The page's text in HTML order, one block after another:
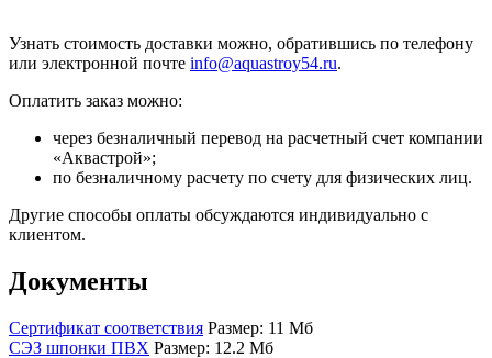
Узнать стоимость доставки можно, обратившись по телефону
или электронной почте info@aquastroy54.ru.
Оплатить заказ можно:
через безналичный перевод на расчетный счет компании
«Аквастрой»;
по безналичному расчету по счету для физических лиц.
Другие способы оплаты обсуждаются индивидуально с
клиентом.
Документы
Сертификат соответствия Размер: 11 Мб
СЭЗ шпонки ПВХ Размер: 12.2 Мб